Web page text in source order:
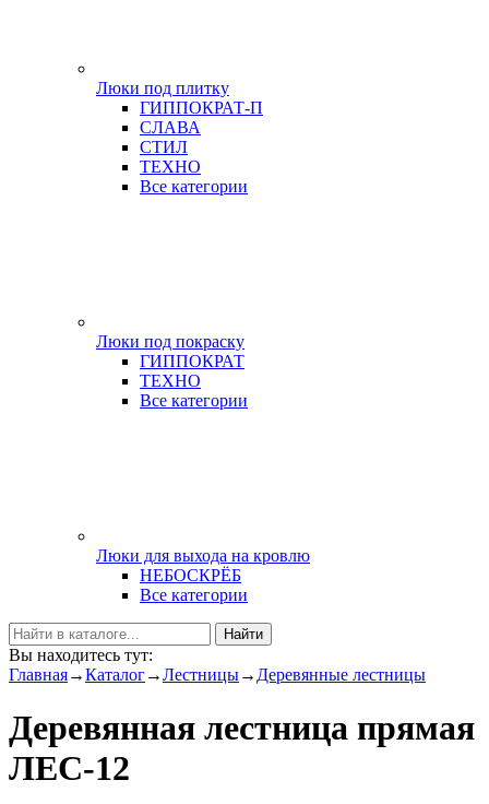
Люки под плитку
ГИППОКРАТ-П
СЛАВА
СТИЛ
ТЕХНО
Все категории
Люки под покраску
ГИППОКРАТ
ТЕХНО
Все категории
Люки для выхода на кровлю
НЕБОСКРЁБ
Все категории
Найти
Вы находитесь тут:
Главная→Каталог→Лестницы→ Деревянные лестницы
Деревянная лестница прямая
ЛЕС-12